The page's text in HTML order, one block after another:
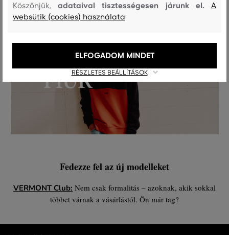
Fedezze fel az új modelleket
VERMONT Club: Nem csak formalitás – azoknak, akik sokkal
többet várnak a vásárlástól. Ön már tag?
Köszönjük,adataival tisztességesen járunk el.A
websütik (cookies) használata
RÉSZLETES BEÁLLÍTÁSOK
ELFOGADOM MINDET